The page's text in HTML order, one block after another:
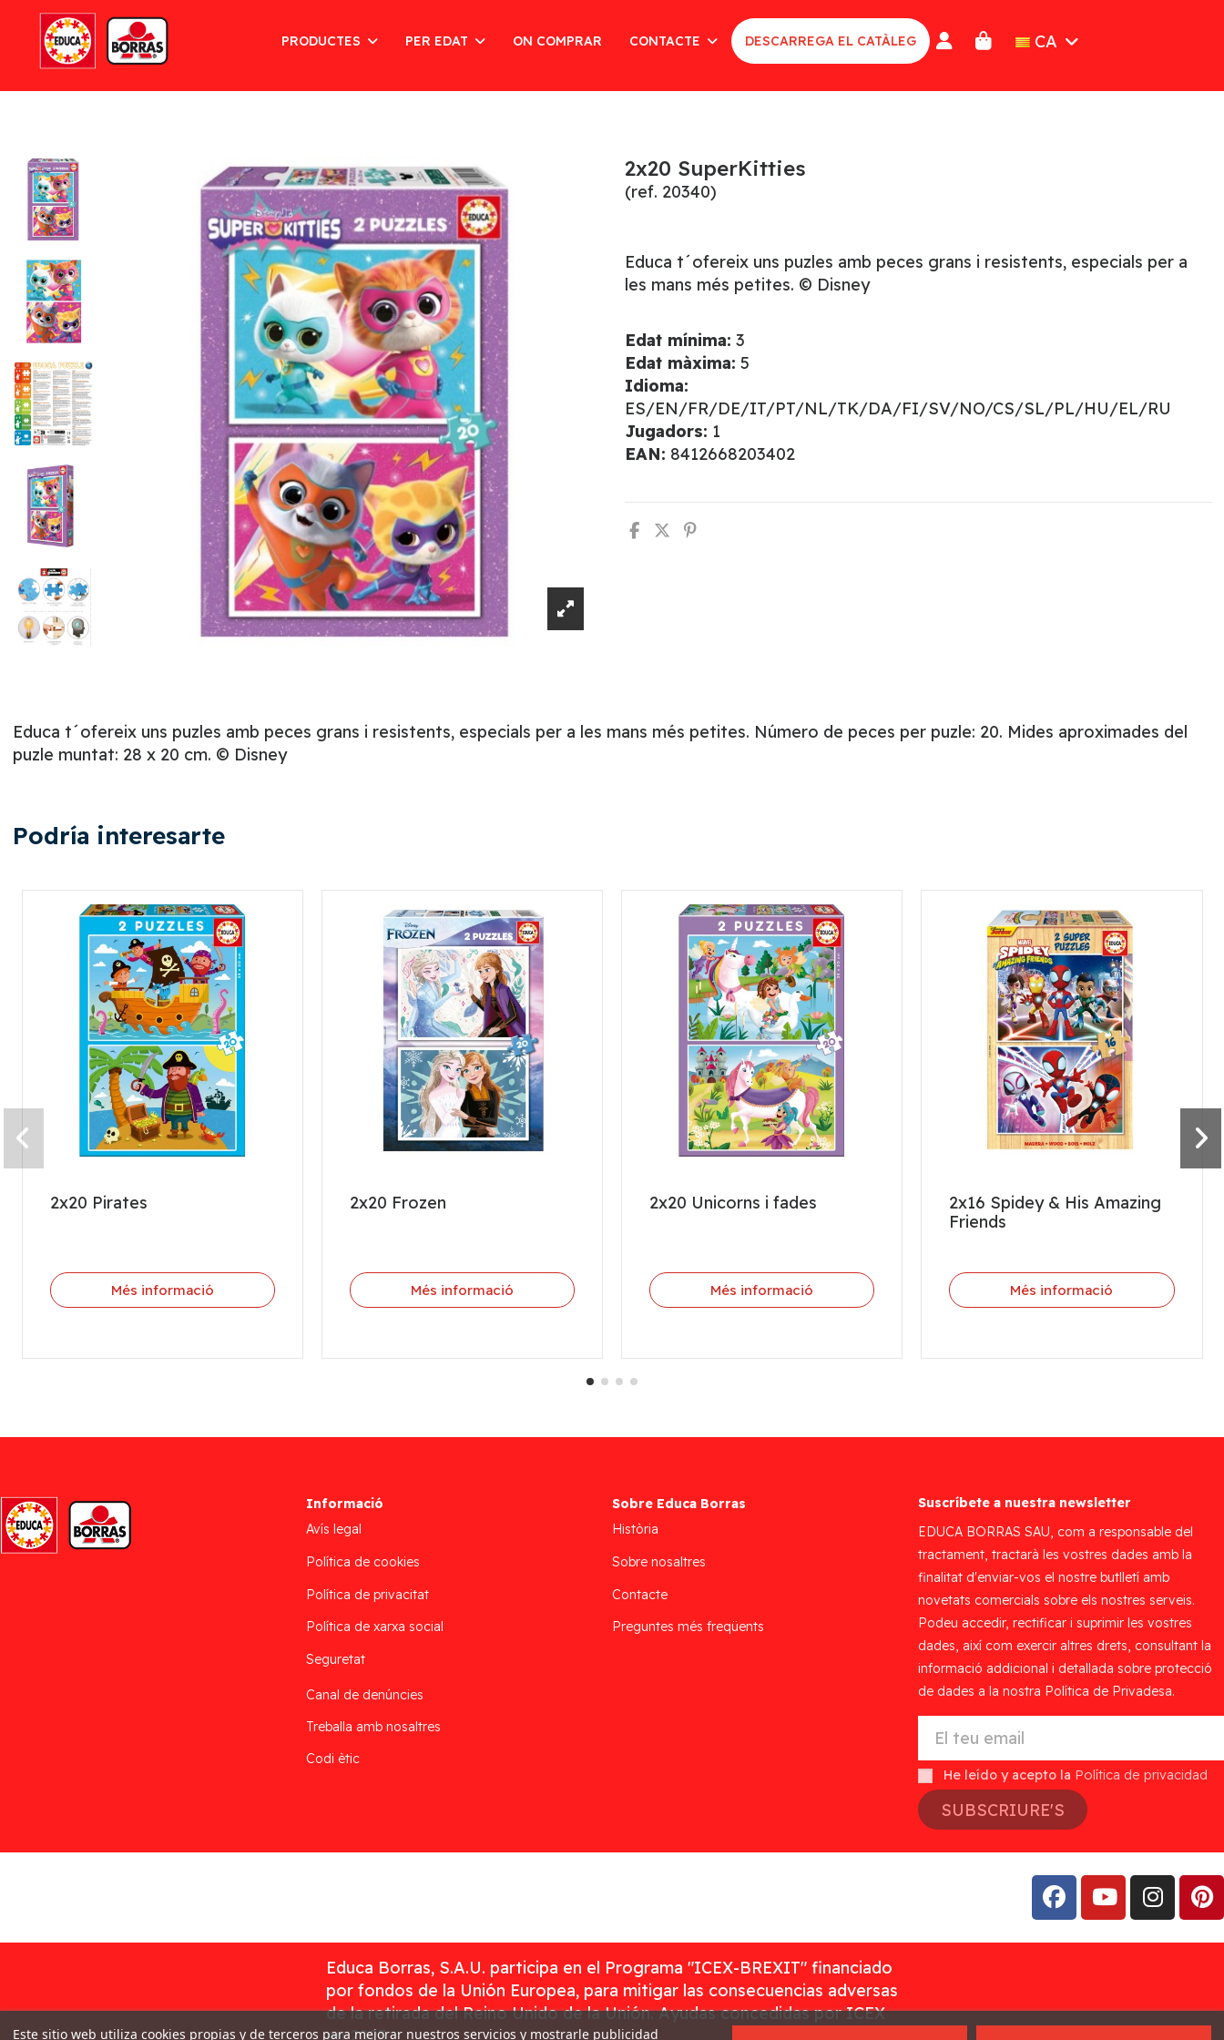
PRODUCTES PER EDAT ON COMPRAR CONTACTE DESCARREGA EL CATÀLEG CA
2x20 SuperKitties
(ref. 20340)
Educa t´ofereix uns puzles amb peces grans i resistents, especials per a
les mans més petites. © Disney
Edat mínima: 3
Edat màxima: 5
Idioma:
ES/EN/FR/DE/IT/PT/NL/TK/DA/FI/SV/NO/CS/SL/PL/HU/EL/RU
Jugadors: 1
EAN: 8412668203402
Educa t´ofereix uns puzles amb peces grans i resistents, especials per a les mans més petites. Número de peces per puzle: 20. Mides aproximades del
puzle muntat: 28 x 20 cm. © Disney
Podría interesarte
2x20 Pirates
Més informació
2x20 Frozen
Més informació
2x20 Unicorns i fades
Més informació
2x16 Spidey & His Amazing
Friends
Més informació
Informació
Avís legal
Política de cookies
Política de privacitat
Política de xarxa social
Seguretat
Canal de denúncies
Treballa amb nosaltres
Codi ètic
Sobre Educa Borras
Història
Sobre nosaltres
Contacte
Preguntes més freqüents
Suscríbete a nuestra newsletter
EDUCA BORRAS SAU, com a responsable del
tractament, tractarà les vostres dades amb la
finalitat d'enviar-vos el nostre butlletí amb
novetats comercials sobre els nostres serveis.
Podeu accedir, rectificar i suprimir les vostres
dades, així com exercir altres drets, consultant la
informació addicional i detallada sobre protecció
de dades a la nostra Política de Privadesa.
He leído y acepto la Política de privacidad
SUBSCRIURE'S
Educa Borras, S.A.U. participa en el Programa "ICEX-BREXIT" financiado
por fondos de la Unión Europea, para mitigar las consecuencias adversas
de la retirada del Reino Unido de la Unión. Ayudas concedidas por ICEX
Este sitio web utiliza cookies propias y de terceros para mejorar nuestros servicios y mostrarle publicidad